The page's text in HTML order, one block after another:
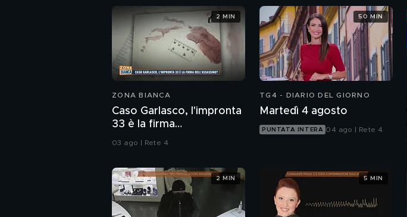
ZONA BIANCA
Caso Garlasco, l'impronta
33 è la firma
dell'assassino?
03 ago | Rete 4
2 MIN
TG4 - DIARIO DEL GIORNO
Martedì 4 agosto
PUNTATA INTERA 04 ago | Rete 4
50 MIN
2 MIN 5 MIN